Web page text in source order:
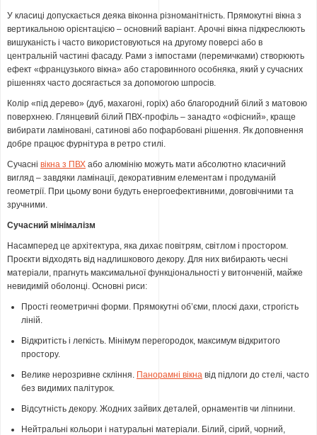
У класиці допускається деяка віконна різноманітність. Прямокутні вікна з
вертикальною орієнтацією – основний варіант. Арочні вікна підкреслюють
вишуканість і часто використовуються на другому поверсі або в
центральній частині фасаду. Рами з імпостами (перемичками) створюють
ефект «французького вікна» або старовинного особняка, який у сучасних
рішеннях часто досягається за допомогою шпросів.
Колір «під дерево» (дуб, махагоні, горіх) або благородний білий з матовою
поверхнею. Глянцевий білий ПВХ-профіль – занадто «офісний», краще
вибирати ламіновані, сатинові або пофарбовані рішення. Як доповнення
добре працює фурнітура в ретро стилі.
Сучасні вікна з ПВХ або алюмінію можуть мати абсолютно класичний
вигляд – завдяки ламінації, декоративним елементам і продуманій
геометрії. При цьому вони будуть енергоефективними, довговічними та
зручними.
Сучасний мінімалізм
Насамперед це архітектура, яка дихає повітрям, світлом і простором.
Проєкти відходять від надлишкового декору. Для них вибирають чесні
матеріали, прагнуть максимальної функціональності у витонченій, майже
невидимій оболонці. Основні риси:
Прості геометричні форми. Прямокутні об’єми, плоскі дахи, строгість
ліній.
Відкритість і легкість. Мінімум перегородок, максимум відкритого
простору.
Велике нерозривне скління. Панорамні вікна від підлоги до стелі, часто
без видимих палітурок.
Відсутність декору. Жодних зайвих деталей, орнаментів чи ліпнини.
Нейтральні кольори і натуральні матеріали. Білий, сірий, чорний,